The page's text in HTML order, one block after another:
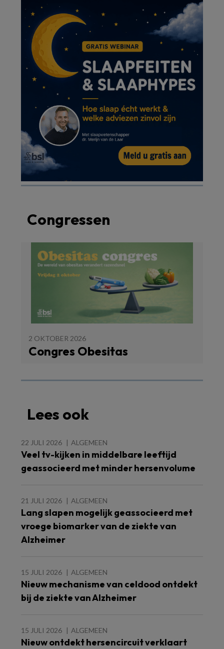
Congressen
2 OKTOBER 2026
Congres Obesitas
Lees ook
22 JULI 2026 ALGEMEEN
Veel tv-kijken in middelbare leeftijd
geassocieerd met minder hersenvolume
21 JULI 2026 ALGEMEEN
Lang slapen mogelijk geassocieerd met
vroege biomarker van de ziekte van
Alzheimer
15 JULI 2026 ALGEMEEN
Nieuw mechanisme van celdood ontdekt
bij de ziekte van Alzheimer
15 JULI 2026 ALGEMEEN
Nieuw ontdekt hersencircuit verklaart